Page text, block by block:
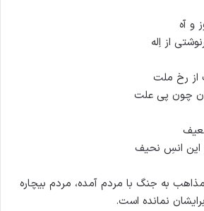
و آه
از اِله
از رخ ملت
چون پی علت
این انسِ نحیف
به جنگ با مردم آمده، مردم بیچاره
نمانده است.